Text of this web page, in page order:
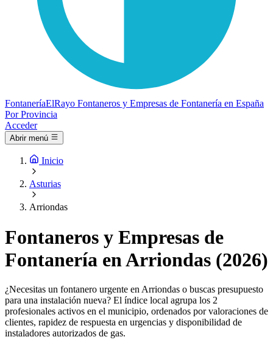
FontaneríaElRayo Fontaneros y Empresas de Fontanería en España
Por Provincia
Acceder
Abrir menú
Inicio
Asturias
Arriondas
Fontaneros y Empresas de
Fontanería en Arriondas (2026)
¿Necesitas un fontanero urgente en Arriondas o buscas presupuesto
para una instalación nueva? El índice local agrupa los 2
profesionales activos en el municipio, ordenados por valoraciones de
clientes, rapidez de respuesta en urgencias y disponibilidad de
instaladores autorizados de gas.